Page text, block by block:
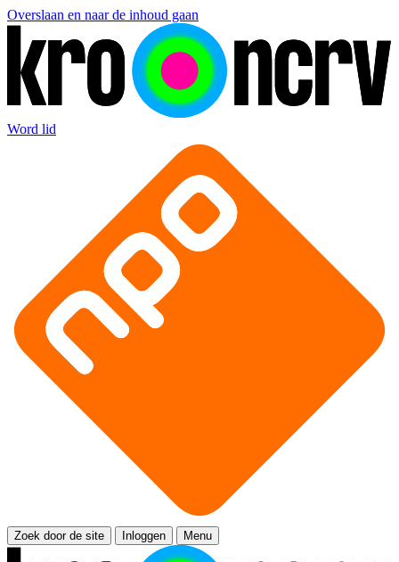
Overslaan en naar de inhoud gaan
Word lid
Zoek door de site Inloggen Menu